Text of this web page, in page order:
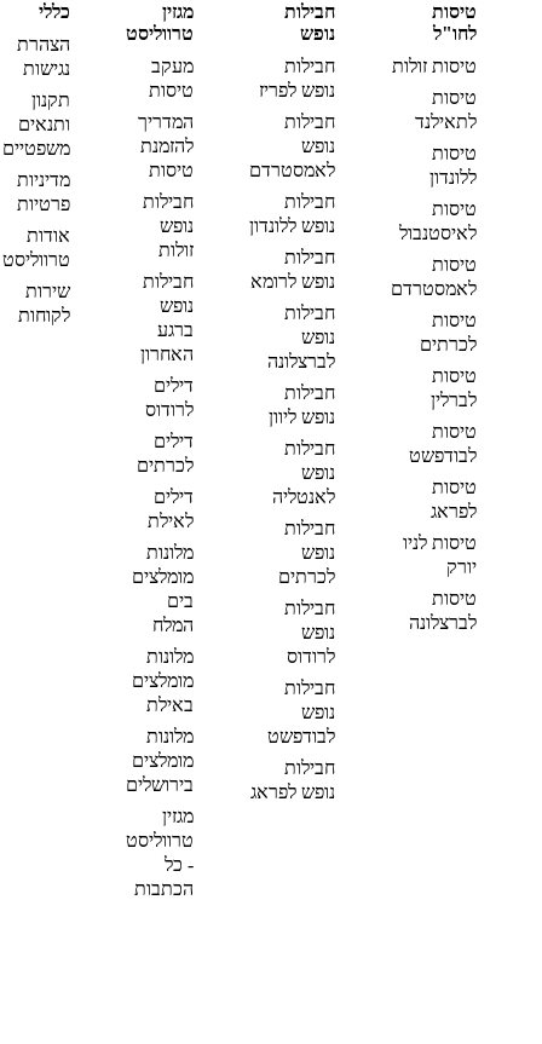
טיסות
לחו"ל
טיסות זולות
טיסות
לתאילנד
טיסות
ללונדון
טיסות
לאיסטנבול
טיסות
לאמסטרדם
טיסות
לכרתים
טיסות
לברלין
טיסות
לבודפשט
טיסות
לפראג
טיסות לניו
יורק
טיסות
לברצלונה
חבילות
נופש
חבילות
נופש לפריז
חבילות
נופש
לאמסטרדם
חבילות
נופש ללונדון
חבילות
נופש לרומא
חבילות
נופש
לברצלונה
חבילות
נופש ליוון
חבילות
נופש
לאנטליה
חבילות
נופש
לכרתים
חבילות
נופש
לרודוס
חבילות
נופש
לבודפשט
חבילות
נופש לפראג
מגזין
טרווליסט
מעקב
טיסות
המדריך
להזמנת
טיסות
חבילות
נופש
זולות
חבילות
נופש
ברגע
האחרון
דילים
לרודוס
דילים
לכרתים
דילים
לאילת
מלונות
מומלצים
בים
המלח
מלונות
מומלצים
באילת
מלונות
מומלצים
בירושלים
מגזין
טרווליסט
- כל
הכתבות
כללי
הצהרת
נגישות
תקנון
ותנאים
משפטיים
מדיניות
פרטיות
אודות
טרווליסט
שירות
לקוחות